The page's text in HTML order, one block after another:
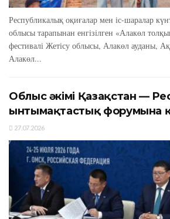
Республикалық оқиғалар мен іс-шаралар
облысы тарапынан енгізілген «Алакөл
фестивалі Жетісу облысы, Алакөл ауданы,
Алакөл...
Облыс әкімі Қазақстан —
ынтымақтастық форумына
27.07.2026